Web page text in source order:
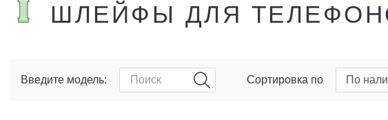
ШЛЕЙФЫ ДЛЯ
Введите модель: Сортировка по